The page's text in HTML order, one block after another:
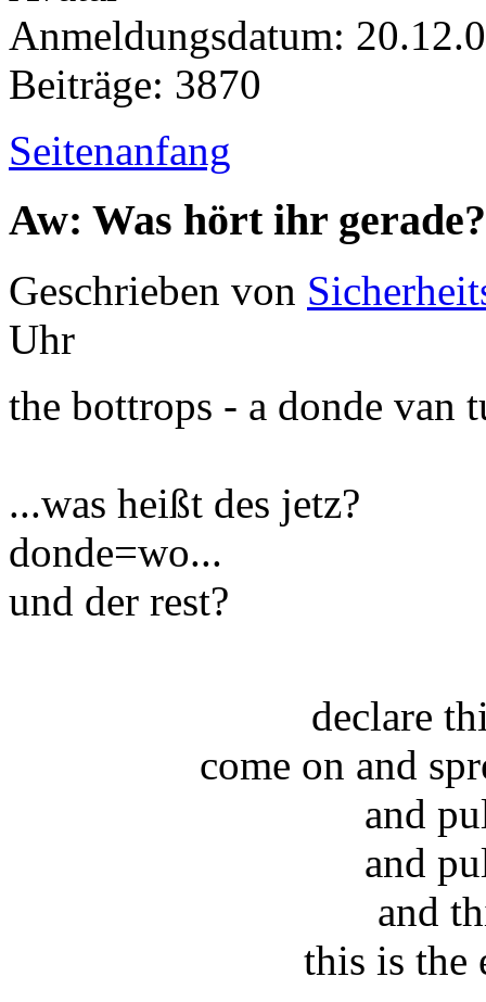
Anmeldungsdatum:
Beiträge: 3870
Seitenanfang
Aw: Was hört ihr gerade?
Geschrieben von
Uhr
the bottrops - a donde van
...was heißt des jetz?
donde=wo...
und der rest?
declare
come on and
and
and
and
this is the